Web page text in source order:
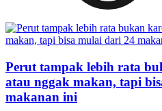
Perut tampak lebih rata
atau nggak makan, tapi
makanan ini